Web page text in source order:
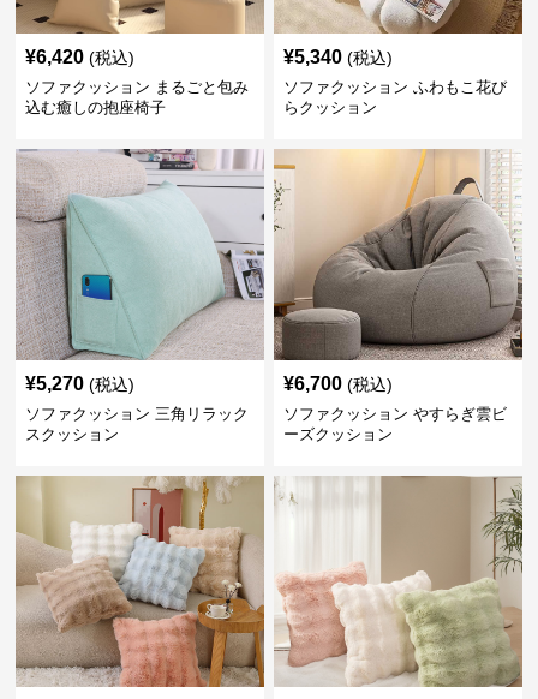
¥6,420 (税込)
ソファクッション まるごと包み
込む癒しの抱座椅子
¥5,340 (税込)
ソファクッション ふわもこ花び
らクッション
¥5,270 (税込)
ソファクッション 三角リラック
スクッション
¥6,700 (税込)
ソファクッション やすらぎ雲ビ
ーズクッション